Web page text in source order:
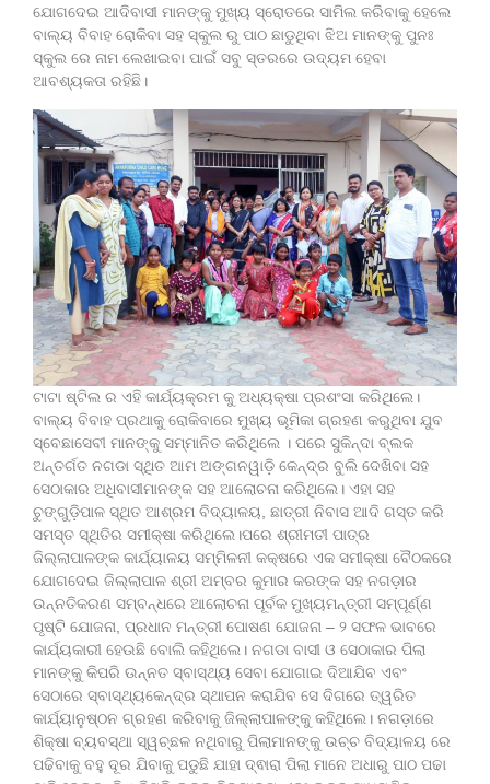
ଯୋଗଦେଇ ଆଦିବାସୀ ମାନଙ୍କୁ ମୁଖ୍ୟ ସ୍ରୋତରେ ସାମିଲ କରିବାକୁ ହେଲେ
ବାଲ୍ୟ ବିବାହ ରୋକିବା ସହ ସ୍କୁଲ ରୁ ପାଠ ଛାଡୁଥିବା ଝିଅ ମାନଙ୍କୁ ପୁନଃ
ସ୍କୁଲ ରେ ନାମ ଲେଖାଇବା ପାଇଁ ସବୁ ସ୍ତରରେ ଉଦ୍ୟମ ହେବା
ଆବଶ୍ୟକତା ରହିଛି।
ଟାଟା ଷ୍ଟିଲ ର ଏହି କାର୍ଯ୍ୟକ୍ରମ କୁ ଅଧ୍ୟକ୍ଷା ପ୍ରଶଂସା କରିଥିଲେ।
ବାଲ୍ୟ ବିବାହ ପ୍ରଥାକୁ ରୋକିବାରେ ମୁଖ୍ୟ ଭୂମିକା ଗ୍ରହଣ କରୁଥିବା ଯୁବ
ସ୍ବେଛାସେବୀ ମାନଙ୍କୁ ସମ୍ମାନିତ କରିଥିଲେ । ପରେ ସୁକିନ୍ଦା ବ୍ଲକ
ଅନ୍ତର୍ଗତ ନଗଡା ସ୍ଥିତ ଆମ ଅଙ୍ଗନୱାଡ଼ି କେନ୍ଦ୍ର ବୁଲି ଦେଖିବା ସହ
ସେଠାକାର ଅଧିବାସୀମାନଙ୍କ ସହ ଆଲୋଚନା କରିଥିଲେ। ଏହା ସହ
ଚୁଙ୍ଗୁଡ଼ିପାଳ ସ୍ଥିତ ଆଶ୍ରମ ବିଦ୍ୟାଳୟ, ଛାତ୍ରୀ ନିବାସ ଆଦି ଗସ୍ତ କରି
ସମସ୍ତ ସ୍ଥିତିର ସମୀକ୍ଷା କରିଥିଲେ।ପରେ ଶ୍ରୀମତୀ ପାତ୍ର
ଜିଲ୍ଲାପାଳଙ୍କ କାର୍ଯ୍ୟାଳୟ ସମ୍ମିଳନୀ କକ୍ଷରେ ଏକ ସମୀକ୍ଷା ବୈଠକରେ
ଯୋଗଦେଇ ଜିଲ୍ଲାପାଳ ଶ୍ରୀ ଅମ୍ବର କୁମାର କରଙ୍କ ସହ ନଗଡ଼ାର
ଉନ୍ନତିକରଣ ସମ୍ବନ୍ଧରେ ଆଲୋଚନା ପୂର୍ବକ ମୁଖ୍ୟମନ୍ତ୍ରୀ ସମ୍ପୂର୍ଣ୍ଣ
ପୃଷ୍ଟି ଯୋଜନା, ପ୍ରଧାନ ମନ୍ତ୍ରୀ ପୋଷଣ ଯୋଜନା – ୨ ସଫଳ ଭାବରେ
କାର୍ଯ୍ୟକାରୀ ହେଉଛି ବୋଲି କହିଥିଲେ। ନଗଡା ବାସୀ ଓ ସେଠାକାର ପିଲା
ମାନଙ୍କୁ କିପରି ଉନ୍ନତ ସ୍ବାସ୍ଥ୍ୟ ସେବା ଯୋଗାଇ ଦିଆଯିବ ଏବଂ
ସେଠାରେ ସ୍ବାସ୍ଥ୍ୟକେନ୍ଦ୍ର ସ୍ଥାପନ କରାଯିବ ସେ ଦିଗରେ ତ୍ୱରିତ
କାର୍ଯ୍ୟାନୁଷ୍ଠନ ଗ୍ରହଣ କରିବାକୁ ଜିଲ୍ଲାପାଳଙ୍କୁ କହିଥିଲେ। ନଗଡ଼ାରେ
ଶିକ୍ଷା ବ୍ୟବସ୍ଥା ସ୍ୱଚ୍ଛଳ ନଥିବାରୁ ପିଲାମାନଙ୍କୁ ଉଚ୍ଚ ବିଦ୍ୟାଳୟ ରେ
ପଢିବାକୁ ବହୁ ଦୂର ଯିବାକୁ ପଡୁଛି ଯାହା ଦ୍ଵାରା ପିଲା ମାନେ ଅଧାରୁ ପାଠ ପଢା